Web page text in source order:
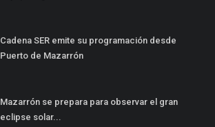
Cadena SER emite su programación desde
Puerto de Mazarrón
Mazarrón se prepara para observar el gran
eclipse solar...